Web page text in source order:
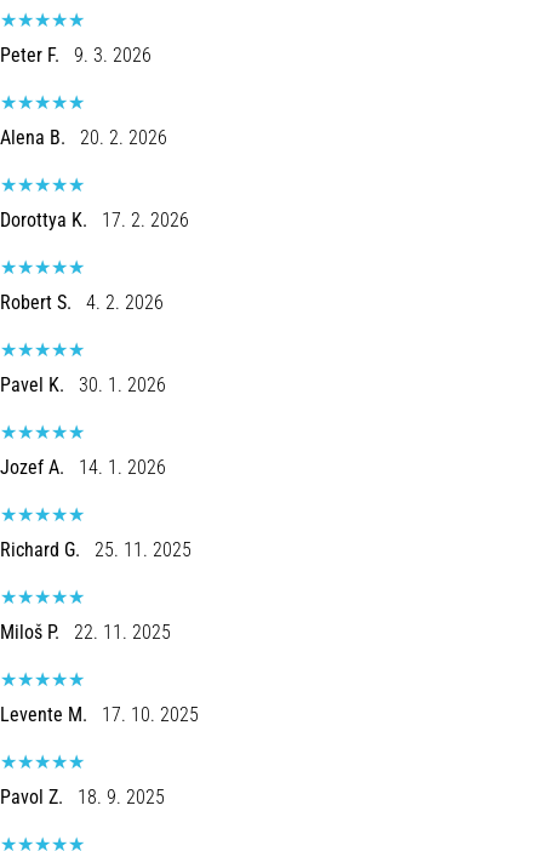
vez
vida,
seja
amador
ou
Quais
•
7 minutos lendo
Plantar:
Sintomas,
Causas
Tratamento
Está
sentindo
dor
aguda
calcanhar
durante
ou
após
Peter F. 9. 3. 2026
Alena B. 20. 2. 2026
Dorottya K. 17. 2. 2026
Robert S. 4. 2. 2026
Pavel K. 30. 1. 2026
Jozef A. 14. 1. 2026
Richard G. 25. 11. 2025
Miloš P. 22. 11. 2025
Levente M. 17. 10. 2025
Pavol Z. 18. 9. 2025